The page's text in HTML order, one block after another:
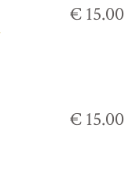
€ 15.00
€ 15.00